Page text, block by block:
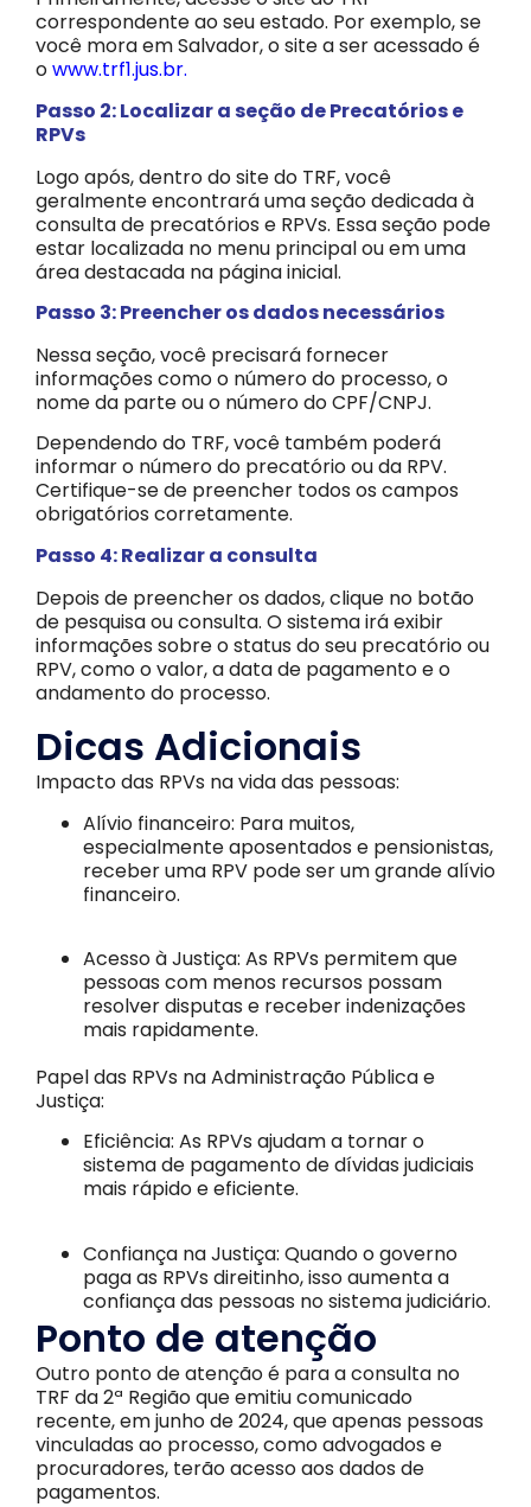
correspondente ao seu estado. Por exemplo, se
você mora em Salvador, o site a ser acessado é
owww.trf1.jus.br.
Passo 2: Localizar a seção de Precatórios e
RPVs
Logo após, dentro do site do TRF, você
geralmente encontrará uma seção dedicada à
consulta de precatórios e RPVs. Essa seção pode
estar localizada no menu principal ou em uma
área destacada na página inicial.
Passo 3: Preencher os dados necessários
Nessa seção, você precisará fornecer
informações como o número do processo, o
nome da parte ou o número do CPF/CNPJ.
Dependendo do TRF, você também poderá
informar o número do precatório ou da RPV.
Certifique-se de preencher todos os campos
obrigatórios corretamente.
Passo 4: Realizar a consulta
Depois de preencher os dados, clique no botão
de pesquisa ou consulta. O sistema irá exibir
informações sobre o status do seu precatório ou
RPV, como o valor, a data de pagamento e o
andamento do processo.
Dicas Adicionais
Impacto das RPVs na vida das pessoas:
Alívio financeiro: Para muitos,
especialmente aposentados e pensionistas,
receber uma RPV pode ser um grande alívio
financeiro.
Acesso à Justiça: As RPVs permitem que
pessoas com menos recursos possam
resolver disputas e receber indenizações
mais rapidamente.
Papel das RPVs na Administração Pública e
Justiça:
Eficiência: As RPVs ajudam a tornar o
sistema de pagamento de dívidas judiciais
mais rápido e eficiente.
Confiança na Justiça: Quando o governo
paga as RPVs direitinho, isso aumenta a
confiança das pessoas no sistema judiciário.
Ponto de atenção
Outro ponto de atenção é para a consulta no
TRF da 2ª Região que emitiu comunicado
recente, em junho de 2024, que apenas pessoas
vinculadas ao processo, como advogados e
procuradores, terão acesso aos dados de
pagamentos.